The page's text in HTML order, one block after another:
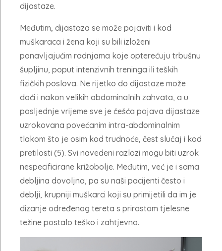
dijastaze.
Međutim, dijastaza se može pojaviti i kod
muškaraca i žena koji su bili izloženi
ponavljajućim radnjama koje opterećuju trbušnu
šupljinu, poput intenzivnih treninga ili teških
fizičkih poslova. Ne rijetko do dijastaze može
doći i nakon velikih abdominalnih zahvata, a u
posljednje vrijeme sve je češća pojava dijastaze
uzrokovana povećanim intra-abdominalnim
tlakom što je osim kod trudnoće, čest slučaj i kod
pretilosti (5). Svi navedeni razlozi mogu biti uzrok
nespecificirane križobolje. Međutim, već je i sama
debljina dovoljna, pa su naši pacijenti često i
deblji, krupniji muškarci koji su primijetili da im je
dizanje određenog tereta s prirastom tjelesne
težine postalo teško i zahtjevno.